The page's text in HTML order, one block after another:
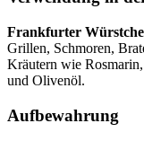
Frankfurter
Grillen, Schmoren,
Kräutern wie
und Olivenöl.
Aufbewahrung